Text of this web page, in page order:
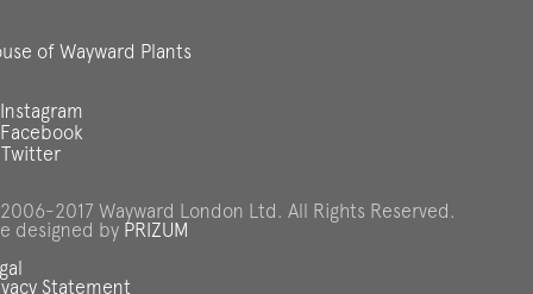
of Wayward Plants
2017 Wayward London Ltd. All Rights Reserved.
designed by PRIZUM
Statement